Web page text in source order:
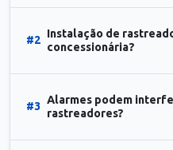
#2
Instalação de
concessionária?
#3
Alarmes podem
rastreadores?